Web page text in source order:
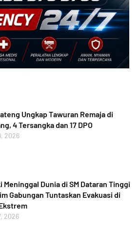
Ungkap Tawuran Remaja di
4 Tersangka dan 17 DPO
2026
Meninggal Dunia di SM Dataran Tinggi
Gabungan Tuntaskan Evakuasi di
2026